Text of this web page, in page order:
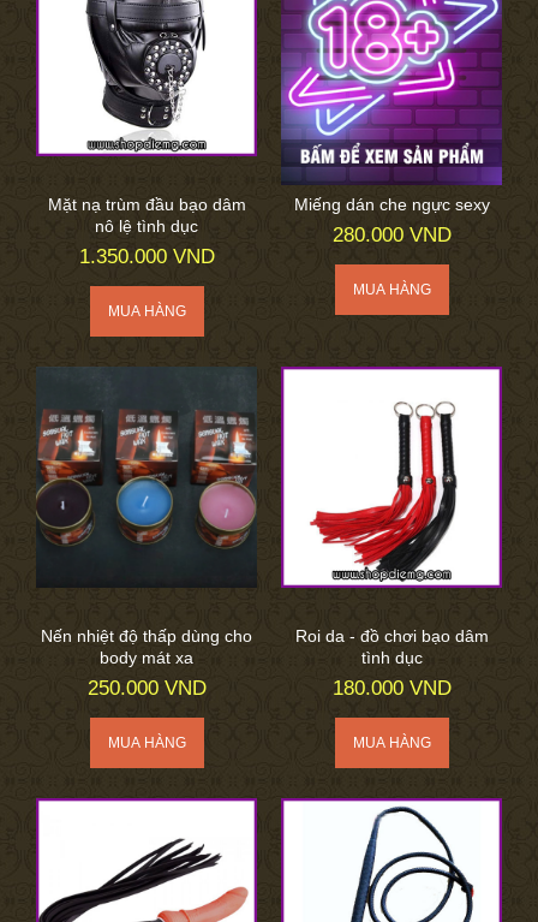
Mặt nạ trùm đầu bạo dâm
nô lệ tình dục
1.350.000 VND
Miếng dán che ngực sexy
280.000 VND
Nến nhiệt độ thấp dùng cho
body mát xa
250.000 VND
Roi da - đồ chơi bạo dâm
tình dục
180.000 VND